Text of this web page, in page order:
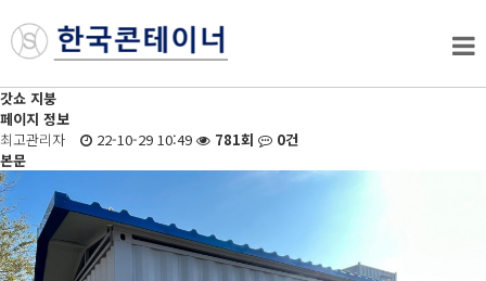
갓쇼 지붕
페이지 정보
최고관리자
22-10-29 10:49 781회
0건
본문